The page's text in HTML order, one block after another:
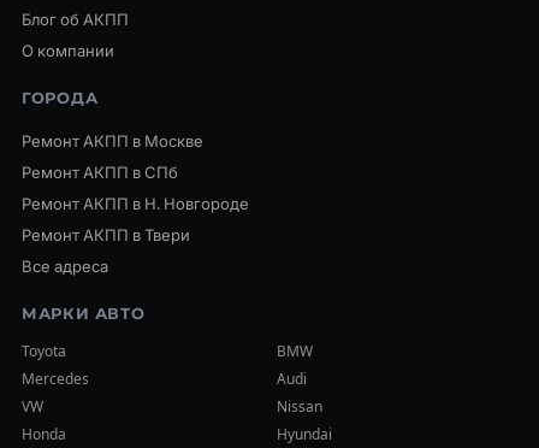
Блог об АКПП
О компании
ГОРОДА
Ремонт АКПП в Москве
Ремонт АКПП в СПб
Ремонт АКПП в Н. Новгороде
Ремонт АКПП в Твери
Все адреса
МАРКИ АВТО
Toyota
BMW
Mercedes
Audi
VW
Nissan
Honda
Hyundai